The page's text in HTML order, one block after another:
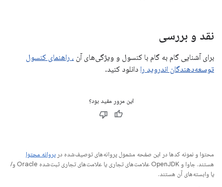
نقد و بررسی
برای آشنایی گام به گام با کنسول و ویژگی‌های آن ، راهنمای کنسول
توسعه‌دهندگان اندروید را دانلود کنید.
این مرور مفید بود؟
محتوا و نمونه کدها در این صفحه مشمول پروانه‌های توصیف‌شده در پروانه محتوا
هستند. جاوا و OpenJDK علامت‌های تجاری یا علامت‌های تجاری ثبت‌شده Oracle و/
یا وابسته‌های آن هستند.